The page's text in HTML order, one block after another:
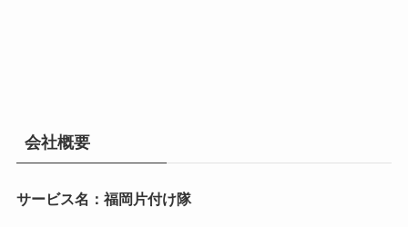
会社概要
サービス名：福岡片付け隊